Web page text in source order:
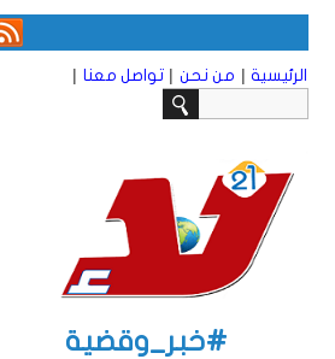
الرئيسية | من نحن | تواصل معنا |
#خبر_وقضية